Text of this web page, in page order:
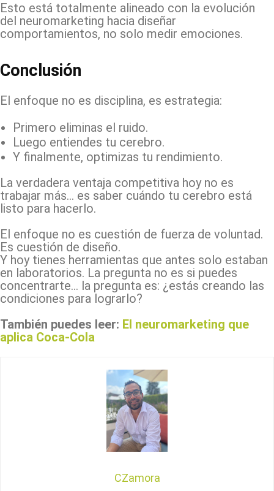
Esto está totalmente alineado con la evolución
del neuromarketing hacia diseñar
comportamientos, no solo medir emociones.
Conclusión
El enfoque no es disciplina, es estrategia:
Primero eliminas el ruido.
Luego entiendes tu cerebro.
Y finalmente, optimizas tu rendimiento.
La verdadera ventaja competitiva hoy no es
trabajar más… es saber cuándo tu cerebro está
listo para hacerlo.
El enfoque no es cuestión de fuerza de voluntad.
Es cuestión de diseño.
Y hoy tienes herramientas que antes solo estaban
en laboratorios. La pregunta no es si puedes
concentrarte… la pregunta es: ¿estás creando las
condiciones para lograrlo?
También puedes leer: El neuromarketing que
aplica Coca-Cola
CZamora